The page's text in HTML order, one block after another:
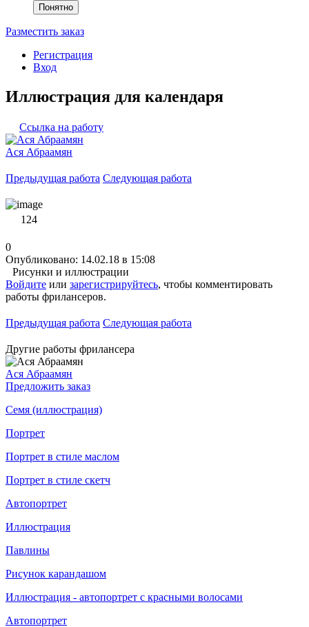
Понятно
Разместить заказ
Регистрация
Вход
Иллюстрация для календаря
Ссылка на работу
Ася Абраамян
Предыдущая работа Следующая работа
124
0
Опубликовано: 14.02.18 в 15:08
Рисунки и иллюстрации
Войдите или зарегистрируйтесь, чтобы комментировать
работы фрилансеров.
Предыдущая работа Следующая работа
Другие работы фрилансера
Ася Абраамян
Предложить заказ
Семя (иллюстрация)
Портрет
Портрет в стиле маслом
Портрет в стиле скетч
Автопортрет
Иллюстрация
Павлины
Рисунок карандашом
Иллюстрация - автопортрет с красными волосами
Автопортрет